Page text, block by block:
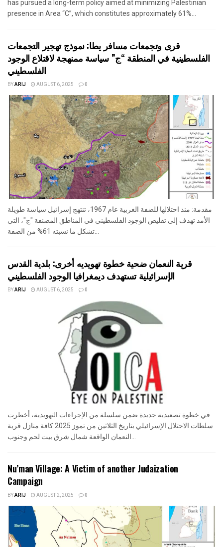
has pursued a long-term policy aimed at minimizing Palestinian
presence in Area “C”, which constitutes approximately 61%...
قرى وتجمعات مسافر يطا: نموذج تهجير التجمعات
الفلسطينية في المنطقة “ج” سياسة ممنهجة لاقتلاع الوجود
الفلسطيني
BYARIJ AUGUST 6, 2025 0
مقدمة: منذ احتلالها للضفة الغربية عام 1967، تنتهج إسرائيل سياسة طويلة
الأمد تهدف إلى تقليص الوجود الفلسطيني في المناطق المصنفة "ج"، التي
قرية النعمان ضحية خطوة تهويديه أخرى: بلدية القدس
الإسرائيلية تستهدف ديمغرافيا الوجود الفلسطيني
BYARIJ AUGUST 6, 2025 0
في خطوة تصعيدية جديدة ضمن سلسلة من الإجراءات التهويدية، أخطرت
سلطات الاحتلال الإسرائيلي بتاريخ الثلاثين من تموز 2025 كافة منازل قرية
Nu’man Village: A Victim of another Judaization
Campaign
BYARIJ AUGUST 2, 2025 0